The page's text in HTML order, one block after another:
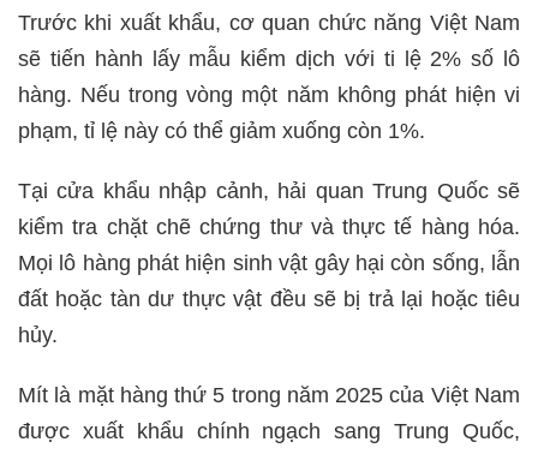
Trước khi xuất khẩu, cơ quan chức năng Việt Nam
sẽ tiến hành lấy mẫu kiểm dịch với ti lệ 2% số lô
hàng. Nếu trong vòng một năm không phát hiện vi
phạm, tỉ lệ này có thể giảm xuống còn 1%.
Tại cửa khẩu nhập cảnh, hải quan Trung Quốc sẽ
kiểm tra chặt chẽ chứng thư và thực tế hàng hóa.
Mọi lô hàng phát hiện sinh vật gây hại còn sống, lẫn
đất hoặc tàn dư thực vật đều sẽ bị trả lại hoặc tiêu
hủy.
Mít là mặt hàng thứ 5 trong năm 2025 của Việt Nam
được xuất khẩu chính ngạch sang Trung Quốc,